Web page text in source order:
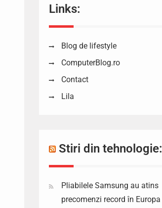
Links:
Blog de lifestyle
ComputerBlog.ro
Contact
Lila
Stiri din tehnologie:
Pliabilele Samsung au atins
precomenzi record în Europa